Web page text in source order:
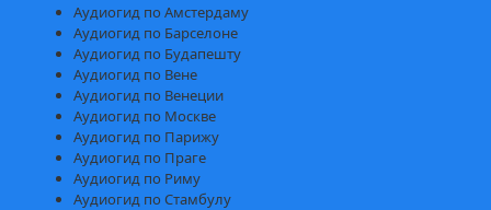
Аудиогид по Амстердаму
Аудиогид по Барселоне
Аудиогид по Будапешту
Аудиогид по Вене
Аудиогид по Венеции
Аудиогид по Москве
Аудиогид по Парижу
Аудиогид по Праге
Аудиогид по Риму
Аудиогид по Стамбулу